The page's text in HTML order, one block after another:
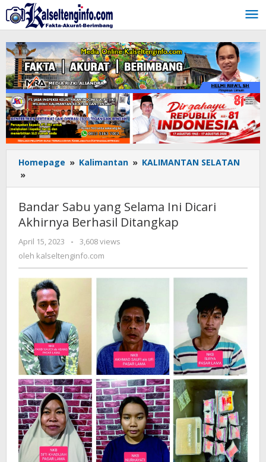
Lewati
ke
konten
Homepage » Kalimantan » KALIMANTAN SELATAN
»
Sabu
yang
Selama
Ini
Dicari
Akhirnya
Berhasil
Bandar Sabu yang Selama Ini Dicari
Akhirnya Berhasil Ditangkap
April 15, 2023
oleh
kalseltenginfo.com
-
3,608 views
oleh kalseltenginfo.com